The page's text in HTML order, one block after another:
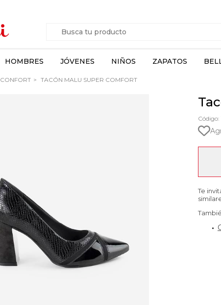
HOMBRES JÓVENES NIÑOS ZAPATOS
CONFORT TACÓN MALU SUPER COMFORT
Código:
Te